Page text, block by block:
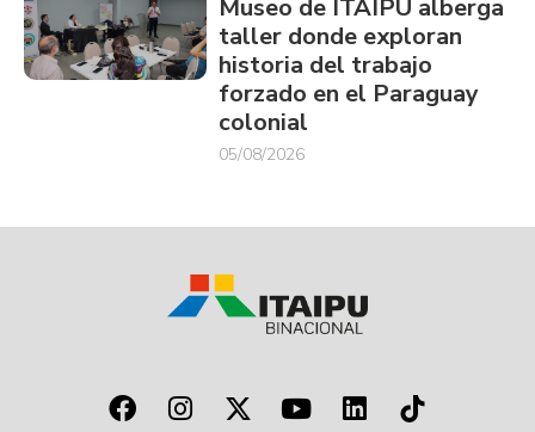
Museo de ITAIPU alberga
taller donde exploran
historia del trabajo
forzado en el Paraguay
colonial
05/08/2026